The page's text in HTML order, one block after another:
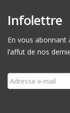
Infolettre
En vous
l’affut de nos